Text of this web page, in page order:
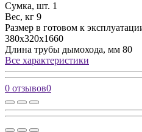
Сумка, шт. 1
Вес, кг 9
Размер в готовом к
380х320х1660
Длина трубы дымохода, мм 80
Все характеристики
0 отзывов0